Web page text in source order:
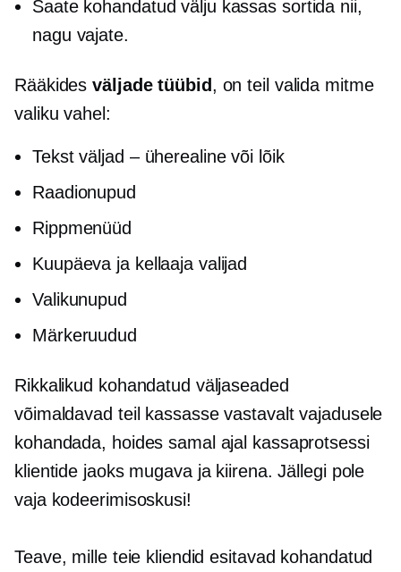
Saate kohandatud välju kassas sortida nii,
nagu vajate.
Rääkidesväljade tüübid, on teil valida mitme
valiku vahel:
Tekstväljad – üherealinevõi lõik
Raadionupud
Rippmenüüd
Kuupäeva ja kellaaja valijad
Valikunupud
Märkeruudud
Rikkalikud kohandatud väljaseaded
võimaldavad teil kassasse vastavalt vajadusele
kohandada, hoides samal ajal kassaprotsessi
klientide jaoks mugava ja kiirena. Jällegi pole
vaja kodeerimisoskusi!
Teave, mille teie kliendid esitavad kohandatud